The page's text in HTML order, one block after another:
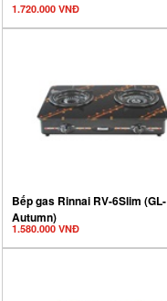
1.720.000 VNĐ
Bếp gas Rinnai RV-6Slim (GL-
Autumn)
1.580.000 VNĐ